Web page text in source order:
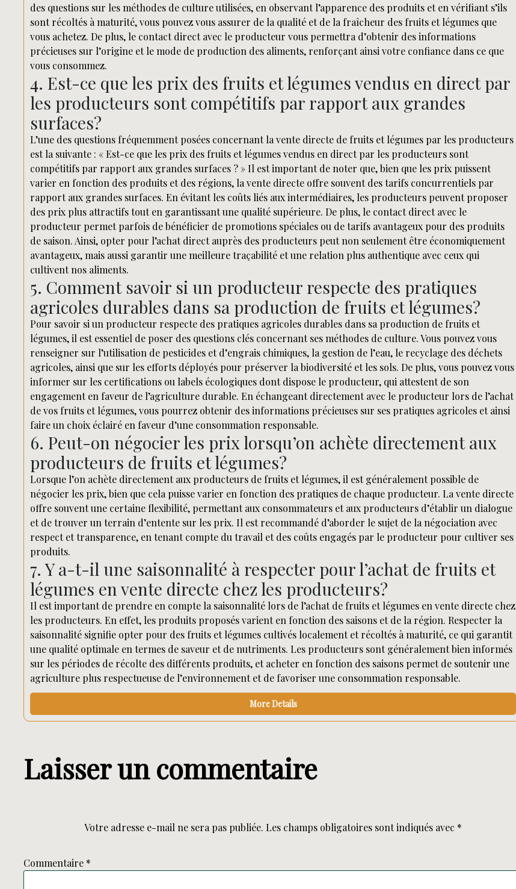
des questions sur les méthodes de culture utilisées, en observant l’apparence des produits et en vérifiant s’ils
sont récoltés à maturité, vous pouvez vous assurer de la qualité et de la fraîcheur des fruits et légumes que
vous achetez. De plus, le contact direct avec le producteur vous permettra d’obtenir des informations
précieuses sur l’origine et le mode de production des aliments, renforçant ainsi votre confiance dans ce que
vous consommez.
4. Est-ce que les prix des fruits et légumes vendus en direct par
les producteurs sont compétitifs par rapport aux grandes
surfaces?
L’une des questions fréquemment posées concernant la vente directe de fruits et légumes par les producteurs
est la suivante : « Est-ce que les prix des fruits et légumes vendus en direct par les producteurs sont
compétitifs par rapport aux grandes surfaces ? » Il est important de noter que, bien que les prix puissent
varier en fonction des produits et des régions, la vente directe offre souvent des tarifs concurrentiels par
rapport aux grandes surfaces. En évitant les coûts liés aux intermédiaires, les producteurs peuvent proposer
des prix plus attractifs tout en garantissant une qualité supérieure. De plus, le contact direct avec le
producteur permet parfois de bénéficier de promotions spéciales ou de tarifs avantageux pour des produits
de saison. Ainsi, opter pour l’achat direct auprès des producteurs peut non seulement être économiquement
avantageux, mais aussi garantir une meilleure traçabilité et une relation plus authentique avec ceux qui
cultivent nos aliments.
5. Comment savoir si un producteur respecte des pratiques
agricoles durables dans sa production de fruits et légumes?
Pour savoir si un producteur respecte des pratiques agricoles durables dans sa production de fruits et
légumes, il est essentiel de poser des questions clés concernant ses méthodes de culture. Vous pouvez vous
renseigner sur l’utilisation de pesticides et d’engrais chimiques, la gestion de l’eau, le recyclage des déchets
agricoles, ainsi que sur les efforts déployés pour préserver la biodiversité et les sols. De plus, vous pouvez vous
informer sur les certifications ou labels écologiques dont dispose le producteur, qui attestent de son
engagement en faveur de l’agriculture durable. En échangeant directement avec le producteur lors de l’achat
de vos fruits et légumes, vous pourrez obtenir des informations précieuses sur ses pratiques agricoles et ainsi
faire un choix éclairé en faveur d’une consommation responsable.
6. Peut-on négocier les prix lorsqu’on achète directement aux
producteurs de fruits et légumes?
Lorsque l’on achète directement aux producteurs de fruits et légumes, il est généralement possible de
négocier les prix, bien que cela puisse varier en fonction des pratiques de chaque producteur. La vente directe
offre souvent une certaine flexibilité, permettant aux consommateurs et aux producteurs d’établir un dialogue
et de trouver un terrain d’entente sur les prix. Il est recommandé d’aborder le sujet de la négociation avec
respect et transparence, en tenant compte du travail et des coûts engagés par le producteur pour cultiver ses
produits.
7. Y a-t-il une saisonnalité à respecter pour l’achat de fruits et
légumes en vente directe chez les producteurs?
Il est important de prendre en compte la saisonnalité lors de l’achat de fruits et légumes en vente directe chez
les producteurs. En effet, les produits proposés varient en fonction des saisons et de la région. Respecter la
saisonnalité signifie opter pour des fruits et légumes cultivés localement et récoltés à maturité, ce qui garantit
une qualité optimale en termes de saveur et de nutriments. Les producteurs sont généralement bien informés
sur les périodes de récolte des différents produits, et acheter en fonction des saisons permet de soutenir une
agriculture plus respectueuse de l’environnement et de favoriser une consommation responsable.
More Details
Laisser un commentaire
Votre adresse e-mail ne sera pas publiée. Les champs obligatoires sont indiqués avec *
Commentaire *